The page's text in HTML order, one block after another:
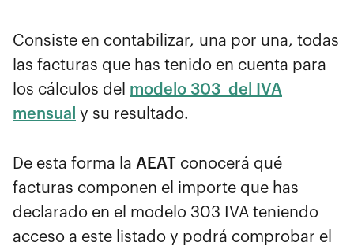
Consiste en contabilizar, una por una, todas
las facturas que has tenido en cuenta para
los cálculos del modelo 303 del IVA
mensual y su resultado.
De esta forma la AEAT conocerá qué
facturas componen el importe que has
declarado en el modelo 303 IVA teniendo
acceso a este listado y podrá comprobar el